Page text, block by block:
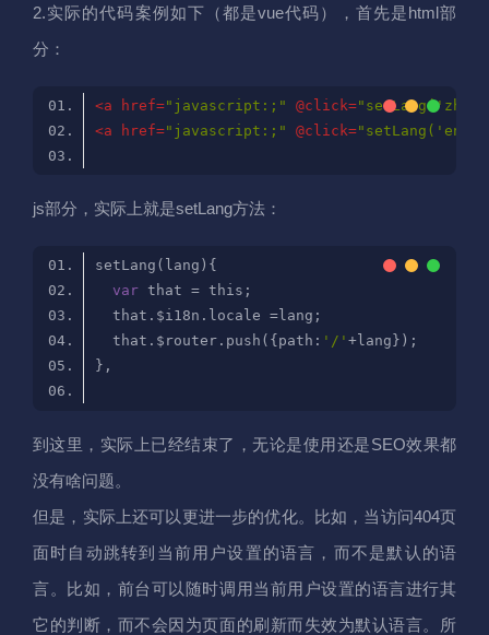
2.实际的代码案例如下（都是vue代码），首先是html部
分：
<a href="javascript:;" @click="setLang('zh')"
<a href="javascript:;" @click="setLang('en')"
js部分，实际上就是setLang方法：
var
  that.$router.push({path:
'/'
到这里，实际上已经结束了，无论是使用还是SEO效果都
没有啥问题。
但是，实际上还可以更进一步的优化。比如，当访问404页
面时自动跳转到当前用户设置的语言，而不是默认的语
言。比如，前台可以随时调用当前用户设置的语言进行其
它的判断，而不会因为页面的刷新而失效为默认语言。所